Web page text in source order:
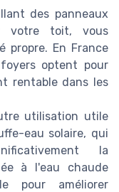
des panneaux
votre toit, vous
propre. En France
optent pour
rentable dans les
utilisation utile
eau solaire, qui
la
à l'eau chaude
pour améliorer